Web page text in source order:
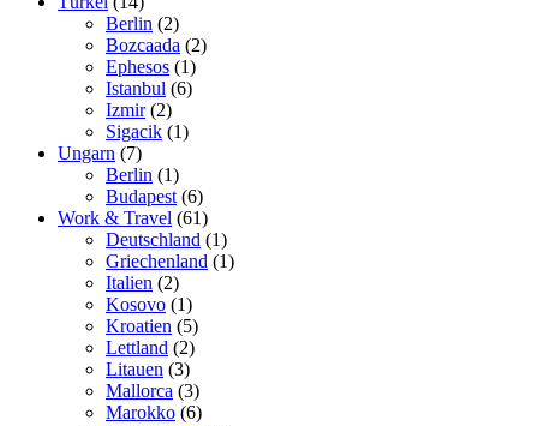
Berlin (2)
Bozcaada (2)
Ephesos (1)
Istanbul (6)
Izmir(2)
Sigacik (1)
Ungarn (7)
Berlin (1)
Budapest (6)
Work & Travel (61)
Deutschland (1)
Griechenland (1)
Italien (2)
Kosovo (1)
Kroatien (5)
Lettland (2)
Litauen (3)
Mallorca (3)
Marokko (6)